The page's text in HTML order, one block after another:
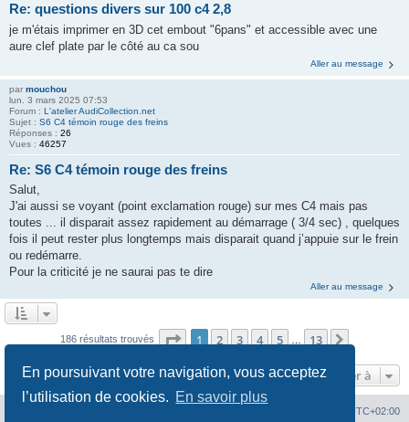
En poursuivant votre navigation, vous acceptez
l’utilisation de cookies. En savoir plus
Re: questions divers sur 100 c4 2,8
je m'étais imprimer en 3D cet embout "6pans" et accessible avec une
aure clef plate par le côté au ca sou
Aller au message
par mouchou
lun. 3 mars 2025 07:53
Forum : L'atelier AudiCollection.net
Sujet : S6 C4 témoin rouge des freins
Réponses : 26
Vues : 46257
Re: S6 C4 témoin rouge des freins
Salut,
J'ai aussi se voyant (point exclamation rouge) sur mes C4 mais pas
toutes ... il disparait assez rapidement au démarrage ( 3/4 sec) , quelques
fois il peut rester plus longtemps mais disparait quand j’appuie sur le frein
ou redémarre.
Pour la criticité je ne saurai pas te dire
Aller au message
186 résultats trouvés Page 1sur13
1 2 3 4 5 13 Suivante
Aller à
UTC+02:00